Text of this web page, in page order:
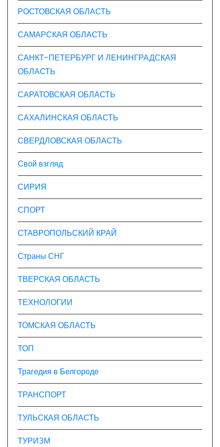
РОСТОВСКАЯ ОБЛАСТЬ
САМАРСКАЯ ОБЛАСТЬ
САНКТ-ПЕТЕРБУРГ И ЛЕНИНГРАДСКАЯ
ОБЛАСТЬ
САРАТОВСКАЯ ОБЛАСТЬ
САХАЛИНСКАЯ ОБЛАСТЬ
СВЕРДЛОВСКАЯ ОБЛАСТЬ
Свой взгляд
СИРИЯ
СПОРТ
СТАВРОПОЛЬСКИЙ КРАЙ
Страны СНГ
ТВЕРСКАЯ ОБЛАСТЬ
ТЕХНОЛОГИИ
ТОМСКАЯ ОБЛАСТЬ
ТОП
Трагедия в Белгороде
ТРАНСПОРТ
ТУЛЬСКАЯ ОБЛАСТЬ
ТУРИЗМ